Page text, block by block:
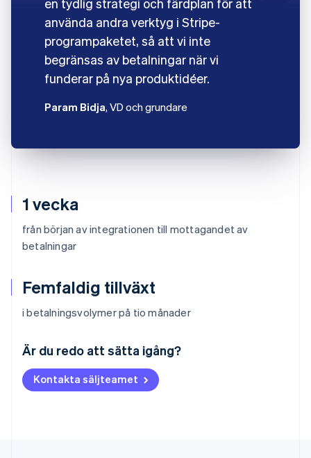
1 vecka
från början av integrationen till mottagandet av
betalningar
Femfaldig tillväxt
i betalningsvolymer på tio månader
Är du redo att sätta igång?
Kontakta säljteamet
använda andra verktyg i Stripe-
programpaketet, så att vi inte
begränsas av betalningar när vi
funderar på nya produktidéer.
Param Bidja, VD och grundare
Belgien
NederlandsFrançaisDeutsch
Brasilien
PortuguêsEnglish